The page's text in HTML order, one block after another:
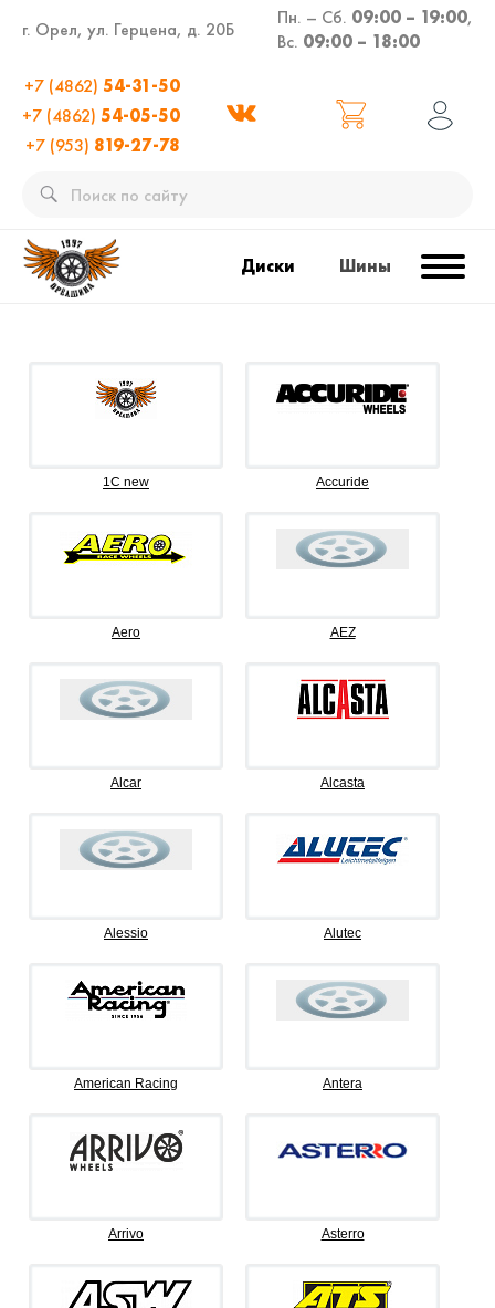
г. Орел, ул. Герцена, д. 20Б
Пн. – Сб. 09:00 – 19:00,
Вс. 09:00 – 18:00
+7 (4862) 54-31-50
+7 (4862) 54-05-50
+7 (953) 819-27-78
Диски Шины
1C new Accuride
Aero AEZ
Alcar Alcasta
Alessio Alutec
American Racing Antera
Arrivo Asterro